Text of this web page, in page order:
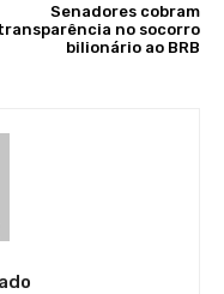
Senadores cobram
no socorro
bilionário ao BRB